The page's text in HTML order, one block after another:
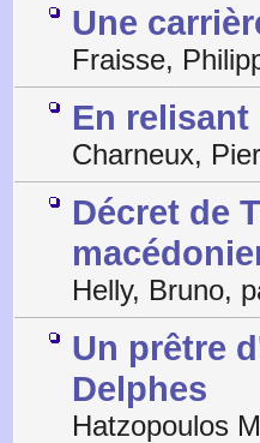
Une
Fraisse,
En relisant
Charneux,
Décret de
Helly, Bruno,
Un prêtre
Delphes
Hatzopoulos